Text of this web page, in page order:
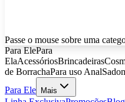
Passe o mouse sobre uma
Para ElePara
ElaAcessóriosBrincadeiras
de BorrachaPara uso Anal
Para Ele
Mais